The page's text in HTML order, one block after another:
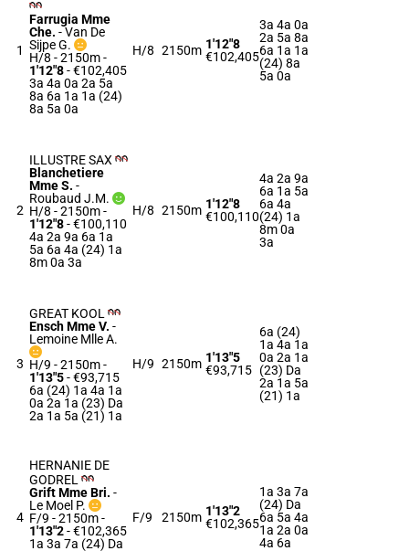
1
Farrugia Mme
Che. -Van De
Sijpe G.
H/8 - 2150m-
1'12"8- €102,405
3a 4a 0a 2a 5a
8a 6a 1a 1a (24)
8a 5a 0a
H/8 2150m 1'12"8
€102,405
3a 4a 0a
2a 5a 8a
6a 1a 1a
(24) 8a
5a 0a
2
ILLUSTRE SAX
Blanchetiere
Mme S. -
Roubaud J.M.
H/8 - 2150m-
1'12"8- €100,110
4a 2a 9a 6a 1a
5a 6a 4a (24) 1a
8m 0a 3a
H/8 2150m 1'12"8
€100,110
4a 2a 9a
6a 1a 5a
6a 4a
(24) 1a
8m 0a
3a
3
GREAT KOOL
Ensch Mme V. -
Lemoine Mlle A.
H/9 - 2150m-
1'13"5- €93,715
6a (24) 1a 4a 1a
0a 2a 1a (23) Da
2a 1a 5a (21) 1a
H/9 2150m 1'13"5
€93,715
6a (24)
1a 4a 1a
0a 2a 1a
(23) Da
2a 1a 5a
(21) 1a
4
HERNANIE DE
GODREL
Grift Mme Bri. -
Le Moel P.
F/9 - 2150m-
1'13"2- €102,365
1a 3a 7a (24) Da
F/9 2150m 1'13"2
€102,365
1a 3a 7a
(24) Da
6a 5a 4a
1a 2a 0a
4a 6a